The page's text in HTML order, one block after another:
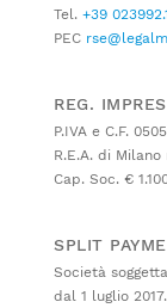
Tel. +39
PEC
REG.
P.IVA e C.F.
R.E.A. di Milano
Cap. Soc. €
SPLIT
Società
dal 1 luglio 2017.